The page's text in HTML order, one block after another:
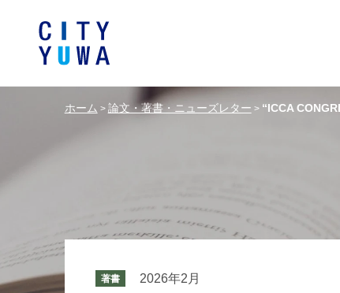
危機管理／コンプライアンス
ホーム > 論文・著書・ニューズレター > “ICCA
著書 2026年2月